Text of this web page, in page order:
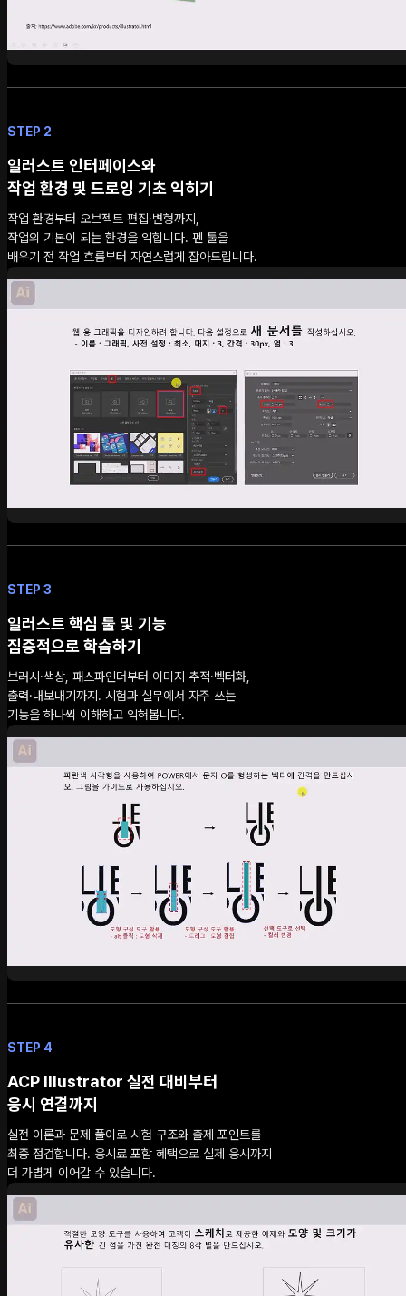
STEP 2
일러스트 인터페이스와
작업 환경 및 드로잉 기초 익히기
작업 환경부터 오브젝트 편집·변형까지,
작업의 기본이 되는 환경을 익힙니다. 펜 툴을
배우기 전 작업 흐름부터 자연스럽게 잡아드립니다.
STEP 3
일러스트 핵심 툴 및 기능
집중적으로 학습하기
브러시·색상, 패스파인더부터 이미지 추적·벡터화,
출력·내보내기까지. 시험과 실무에서 자주 쓰는
기능을 하나씩 이해하고 익혀봅니다.
STEP 4
ACP Illustrator 실전 대비부터
응시 연결까지
실전 이론과 문제 풀이로 시험 구조와 출제 포인트를
최종 점검합니다. 응시료 포함 혜택으로 실제 응시까지
더 가볍게 이어갈 수 있습니다.